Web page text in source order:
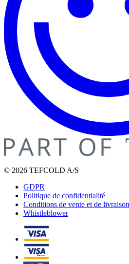
© 2026 TEFCOLD A/S
GDPR
Politique de confidentialité
Conditions de vente et de livraison
Whistleblower